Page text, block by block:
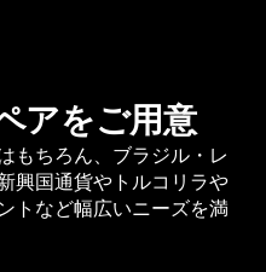
アをご用意
もちろん、ブラジル・レ
興国通貨やトルコリラや
トなど幅広いニーズを満